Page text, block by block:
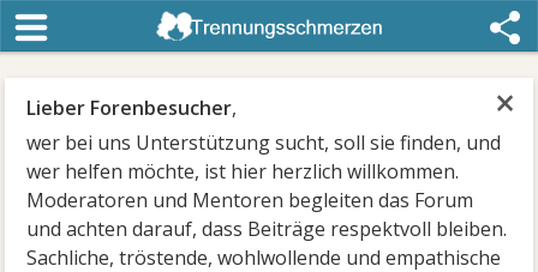
×
Lieber Forenbesucher,
wer bei uns Unterstützung sucht, soll sie finden, und
wer helfen möchte, ist hier herzlich willkommen.
Moderatoren und Mentoren begleiten das Forum
und achten darauf, dass Beiträge respektvoll bleiben.
Sachliche, tröstende, wohlwollende und empathische